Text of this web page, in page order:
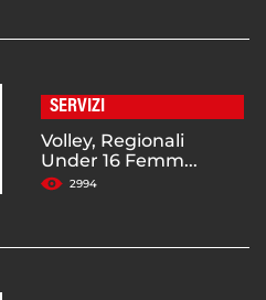
SERVIZI
Volley, Regionali
Under 16 Femm...
2994